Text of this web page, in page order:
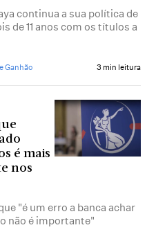
continua a sua política de
de 11 anos com os títulos a
Ganhão 3 min leitura
é mais
nos
"é um erro a banca achar
não é importante"